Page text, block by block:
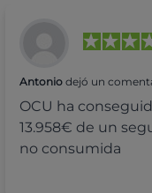
Antonio dejó un
OCU ha
13.958€ de un
no consumida